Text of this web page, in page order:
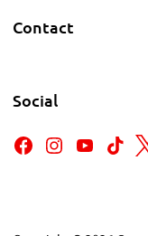
Contact
Social